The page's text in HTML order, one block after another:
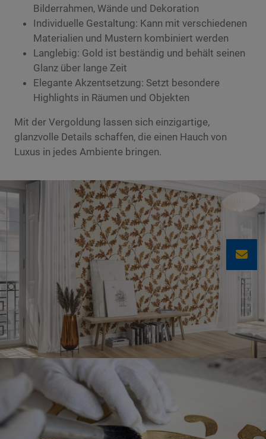
Bilderrahmen, Wände und Dekoration
Individuelle Gestaltung: Kann mit verschiedenen
Materialien und Mustern kombiniert werden
Langlebig: Gold ist beständig und behält seinen
Glanz über lange Zeit
Elegante Akzentsetzung: Setzt besondere
Highlights in Räumen und Objekten
Mit der Vergoldung lassen sich einzigartige,
glanzvolle Details schaffen, die einen Hauch von
Luxus in jedes Ambiente bringen.